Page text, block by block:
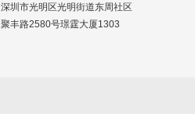
深圳市光明区光明街道东周社区
聚丰路2580号璟霆大厦1303